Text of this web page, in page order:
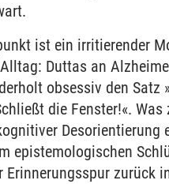
ist ein irritierender
Duttas an
obsessiv den Satz
die Fenster!«.
Desorientierung
epistemologischen
Erinnerungsspur zurück